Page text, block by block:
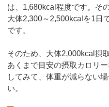
は、1,680kcal程度です。そ
大体2,300～2,500kcalを1日
です。
そのため、大体2,000kcal摂
あくまで目安の摂取カロリ
してみて、体重が減らない
い。